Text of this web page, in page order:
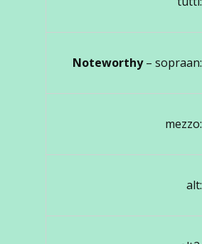
Noteworthy– sopraan:
mezzo:
alt: